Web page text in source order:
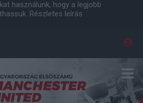
használunk, hogy a legjobb
Részletes leírás